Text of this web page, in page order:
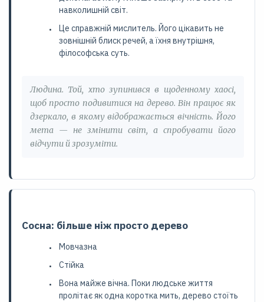
навколишній світ.
Це справжній мислитель. Його цікавить не
зовнішній блиск речей, а їхня внутрішня,
філософська суть.
Людина. Той, хто зупинився в щоденному хаосі,
щоб просто подивитися на дерево. Він працює як
дзеркало, в якому відображається вічність. Його
мета — не змінити світ, а спробувати його
відчути й зрозуміти.
Сосна: більше ніж просто дерево
Мовчазна
Стійка
Вона майже вічна. Поки людське життя
пролітає як одна коротка мить, дерево стоїть